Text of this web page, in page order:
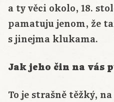
a ty věci okolo, 18.
pamatuju jenom, že
s jinejma klukama.
Jak jeho čin na vás
To je strašně těžký,